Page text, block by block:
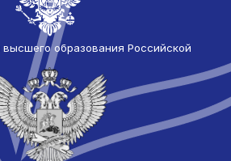
образования Российской